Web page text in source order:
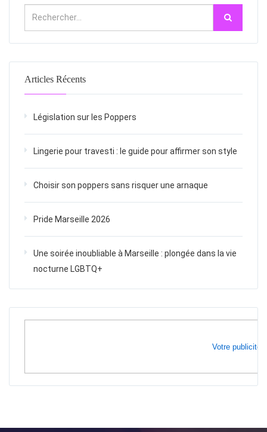
Articles Récents
Législation sur les Poppers
Lingerie pour travesti : le guide pour affirmer son style
Choisir son poppers sans risquer une arnaque
Pride Marseille 2026
Une soirée inoubliable à Marseille : plongée dans la vie
nocturne LGBTQ+
Votre publicité